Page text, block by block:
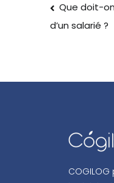
Que doit-
d’un salarié ?